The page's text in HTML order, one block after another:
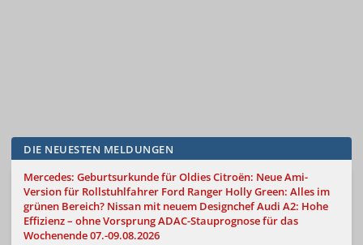
DIE NEUESTEN MELDUNGEN
Mercedes: Geburtsurkunde für OldiesCitroën: Neue Ami-
Version für Rollstuhlfahrer Ford Ranger Holly Green: Alles im
grünen Bereich? Nissan mit neuem DesignchefAudi A2: Hohe
Effizienz – ohne VorsprungADAC-Stauprognose für das
Wochenende 07.-09.08.2026